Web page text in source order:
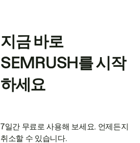
지금 바로
SEMRUSH를 시작
하세요
7일간 무료로 사용해 보세요. 언제든지
취소할 수 있습니다.